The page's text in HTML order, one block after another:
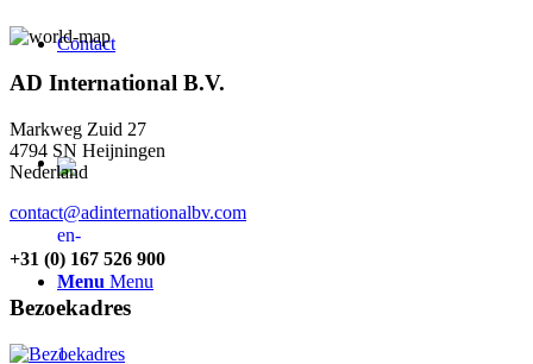
Contact
EN
Menu Menu
AD International B.V.
Markweg Zuid 27
4794 SN Heijningen
Nederland
contact@adinternationalbv.com
+31 (0) 167 526 900
Bezoekadres